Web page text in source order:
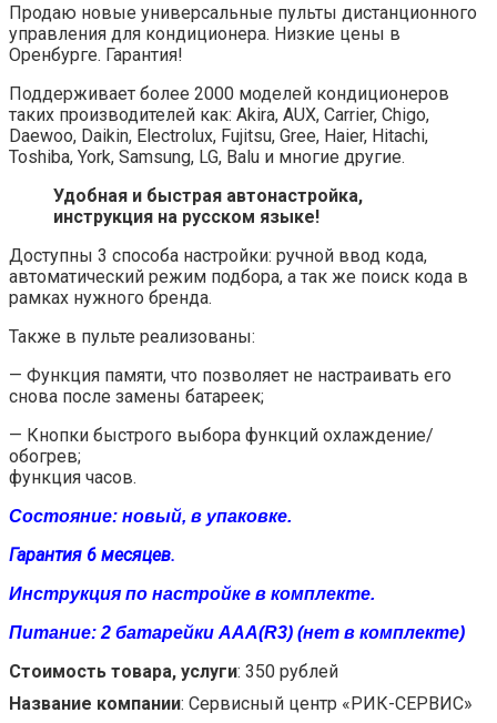
Продаю новые универсальные пульты дистанционного
управления для кондиционера. Низкие цены в
Оренбурге. Гарантия!
Поддерживает более 2000 моделей кондиционеров
таких производителей как: Akira, AUX, Carrier, Chigo,
Daewoo, Daikin, Electrolux, Fujitsu, Gree, Haier, Hitachi,
Toshiba, York, Samsung, LG, Balu и многие другие.
Удобная и быстрая автонастройка,
инструкция на русском языке!
Доступны 3 способа настройки: ручной ввод кода,
автоматический режим подбора, а так же поиск кода в
рамках нужного бренда.
Также в пульте реализованы:
— Функция памяти, что позволяет не настраивать его
снова после замены батареек;
— Кнопки быстрого выбора функций охлаждение/
обогрев;
функция часов.
Состояние: новый, в упаковке.
Гарантия 6 месяцев.
Инструкция по настройке в комплекте.
Питание: 2 батарейки ААA(R3) (нет в комплекте)
Стоимость товара, услуги: 350 рублей
Название компании: Сервисный центр «РИК-СЕРВИС»